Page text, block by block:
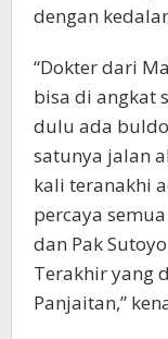
dengan
“Dokter dari
bisa di angkat
dulu ada
satunya jalan
kali teranakhi
percaya
dan Pak
Terakhir yang
Panjaitan,”